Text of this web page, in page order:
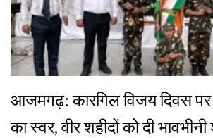
आजमगढ़: कारगिल विजय दिवस
का स्वर, वीर शहीदों को दी